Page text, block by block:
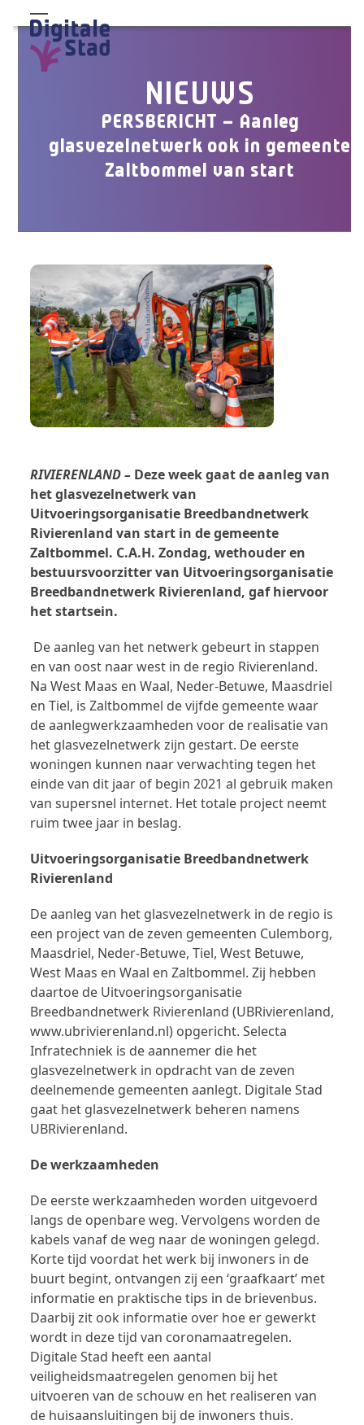
Skip
content
Open
mobile
Close
mobile
NIEUWS
PERSBERICHT – Aanleg
glasvezelnetwerk ook in gemeente
Zaltbommel van start
RIVIERENLAND – Deze week gaat de aanleg van
het glasvezelnetwerk van
Uitvoeringsorganisatie Breedbandnetwerk
Rivierenland van start in de gemeente
Zaltbommel. C.A.H. Zondag, wethouder en
bestuursvoorzitter van Uitvoeringsorganisatie
Breedbandnetwerk Rivierenland, gaf hiervoor
het startsein.
De aanleg van het netwerk gebeurt in stappen
en van oost naar west in de regio Rivierenland.
Na West Maas en Waal, Neder-Betuwe, Maasdriel
en Tiel, is Zaltbommel de vijfde gemeente waar
de aanlegwerkzaamheden voor de realisatie van
het glasvezelnetwerk zijn gestart. De eerste
woningen kunnen naar verwachting tegen het
einde van dit jaar of begin 2021 al gebruik maken
van supersnel internet. Het totale project neemt
ruim twee jaar in beslag.
Uitvoeringsorganisatie Breedbandnetwerk
Rivierenland
De aanleg van het glasvezelnetwerk in de regio is
een project van de zeven gemeenten Culemborg,
Maasdriel, Neder-Betuwe, Tiel, West Betuwe,
West Maas en Waal en Zaltbommel. Zij hebben
daartoe de Uitvoeringsorganisatie
Breedbandnetwerk Rivierenland (UBRivierenland,
www.ubrivierenland.nl) opgericht. Selecta
Infratechniek is de aannemer die het
glasvezelnetwerk in opdracht van de zeven
deelnemende gemeenten aanlegt. Digitale Stad
gaat het glasvezelnetwerk beheren namens
UBRivierenland.
De werkzaamheden
De eerste werkzaamheden worden uitgevoerd
langs de openbare weg. Vervolgens worden de
kabels vanaf de weg naar de woningen gelegd.
Korte tijd voordat het werk bij inwoners in de
buurt begint, ontvangen zij een ‘graafkaart’ met
informatie en praktische tips in de brievenbus.
Daarbij zit ook informatie over hoe er gewerkt
wordt in deze tijd van coronamaatregelen.
Digitale Stad heeft een aantal
veiligheidsmaatregelen genomen bij het
uitvoeren van de schouw en het realiseren van
de huisaansluitingen bij de inwoners thuis.